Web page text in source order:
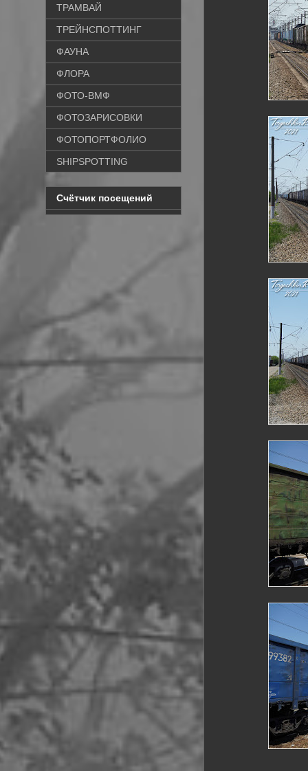
ТРАМВАЙ
ТРЕЙНСПОТТИНГ
ФАУНА
ФЛОРА
ФОТО-ВМФ
ФОТОЗАРИСОВКИ
ФОТОПОРТФОЛИО
SHIPSPOTTING
Счётчик посещений